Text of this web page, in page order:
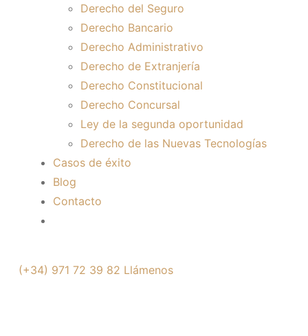
Derecho del Seguro
Derecho Bancario
Derecho Administrativo
Derecho de Extranjería
Derecho Constitucional
Derecho Concursal
Ley de la segunda oportunidad
Derecho de las Nuevas Tecnologías
Casos de éxito
Blog
Contacto
(+34) 971 72 39 82 Llámenos